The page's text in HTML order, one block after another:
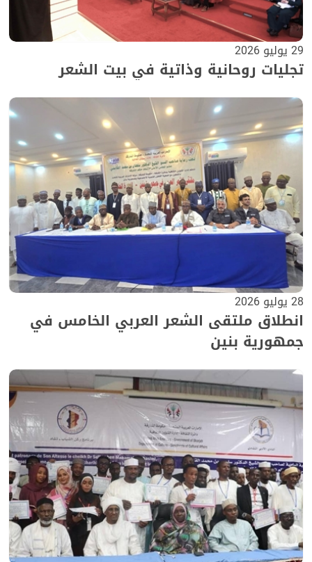
29 يوليو 2026
تجليات روحانية وذاتية في بيت الشعر
28 يوليو 2026
انطلاق ملتقى الشعر العربي الخامس في
جمهورية بنين